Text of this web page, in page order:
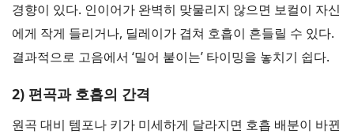
경향이 있다. 인이어가 완벽히 맞물리지 않으면 보컬이 자신
에게 작게 들리거나, 딜레이가 겹쳐 호흡이 흔들릴 수 있다.
결과적으로 고음에서 ‘밀어 붙이는’ 타이밍을 놓치기 쉽다.
2) 편곡과 호흡의 간격
원곡 대비 템포나 키가 미세하게 달라지면 호흡 배분이 바뀐